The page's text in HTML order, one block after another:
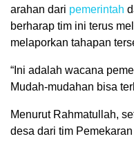
arahan dari pemerintah
berharap tim ini terus
melaporkan tahapan
“Ini adalah wacana
Mudah-mudahan bisa
Menurut Rahmatullah,
desa dari tim